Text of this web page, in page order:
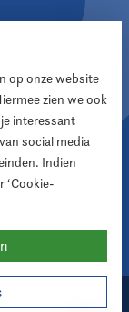
op onze website
zien we ook
interessant
social media
Indien
‘Cookie-